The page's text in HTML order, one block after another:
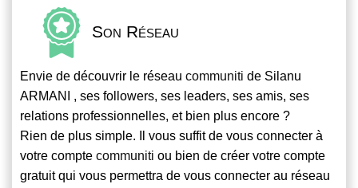
Son Réseau
Envie de découvrir le réseau communiti de Silanu
ARMANI , ses followers, ses leaders, ses amis, ses
relations professionnelles, et bien plus encore ?
Rien de plus simple. Il vous suffit de vous connecter à
votre compte communiti ou bien de créer votre compte
gratuit qui vous permettra de vous connecter au réseau